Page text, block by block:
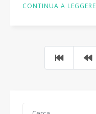
CONTINUA A LEGGERE